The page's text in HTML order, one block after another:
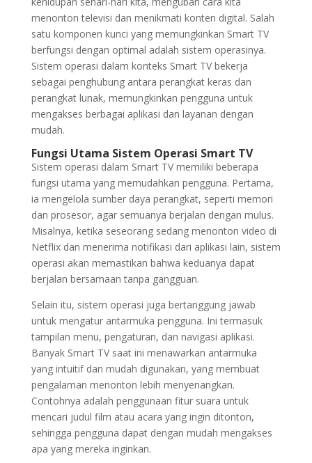
menonton televisi dan menikmati konten digital. Salah
satu komponen kunci yang memungkinkan Smart TV
berfungsi dengan optimal adalah sistem operasinya.
Sistem operasi dalam konteks Smart TV bekerja
sebagai penghubung antara perangkat keras dan
perangkat lunak, memungkinkan pengguna untuk
mengakses berbagai aplikasi dan layanan dengan
mudah.
Fungsi Utama Sistem Operasi Smart TV
Sistem operasi dalam Smart TV memiliki beberapa
fungsi utama yang memudahkan pengguna. Pertama,
ia mengelola sumber daya perangkat, seperti memori
dan prosesor, agar semuanya berjalan dengan mulus.
Misalnya, ketika seseorang sedang menonton video di
Netflix dan menerima notifikasi dari aplikasi lain, sistem
operasi akan memastikan bahwa keduanya dapat
berjalan bersamaan tanpa gangguan.
Selain itu, sistem operasi juga bertanggung jawab
untuk mengatur antarmuka pengguna. Ini termasuk
tampilan menu, pengaturan, dan navigasi aplikasi.
Banyak Smart TV saat ini menawarkan antarmuka
yang intuitif dan mudah digunakan, yang membuat
pengalaman menonton lebih menyenangkan.
Contohnya adalah penggunaan fitur suara untuk
mencari judul film atau acara yang ingin ditonton,
sehingga pengguna dapat dengan mudah mengakses
apa yang mereka inginkan.